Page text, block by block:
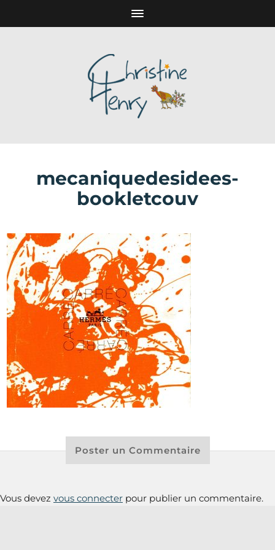
mecaniquedesidees-
bookletcouv
Poster un Commentaire
Vous devez vous connecter pour publier un commentaire.